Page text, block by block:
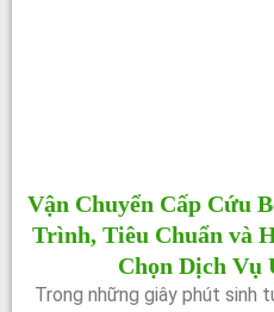
Vận Chuyển Cấp Cứu
Trình, Tiêu Chuẩn và
Chọn Dịch Vụ
Trong những giây phút sinh